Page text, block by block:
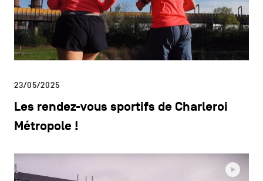
23/05/2025
Les rendez-vous sportifs de Charleroi
Métropole !